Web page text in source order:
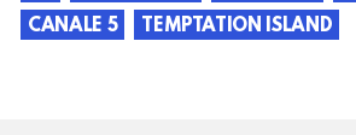
CANALE 5
TEMPTATION ISLAND